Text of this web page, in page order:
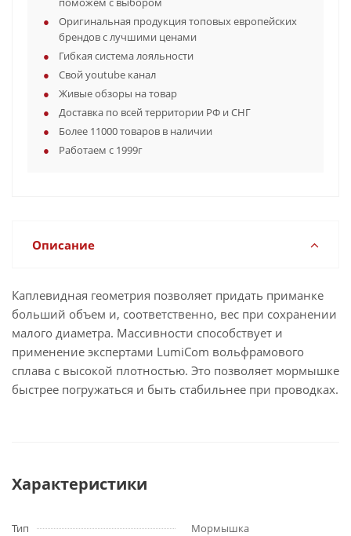
Оригинальная продукция топовых европейских
брендов с лучшими ценами
Гибкая система лояльности
Свой youtube канал
Живые обзоры на товар
Доставка по всей территории РФ и СНГ
Более 11000 товаров в наличии
Работаем с 1999г
Описание
Каплевидная геометрия позволяет придать приманке
больший объем и, соответственно, вес при сохранении
малого диаметра. Массивности способствует и
применение экспертами LumiCom вольфрамового
сплава с высокой плотностью. Это позволяет мормышке
быстрее погружаться и быть стабильнее при проводках.
Характеристики
Тип
Мормышка